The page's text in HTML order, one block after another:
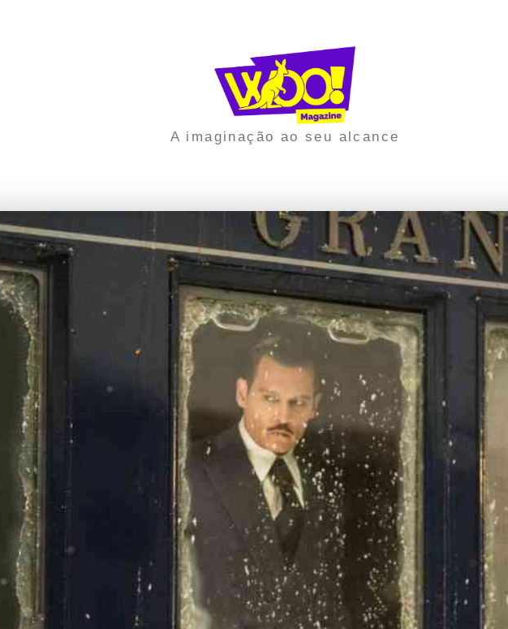
A imaginação ao seu alcance